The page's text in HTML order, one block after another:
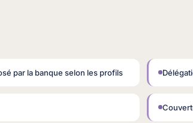
par la banque selon les profils